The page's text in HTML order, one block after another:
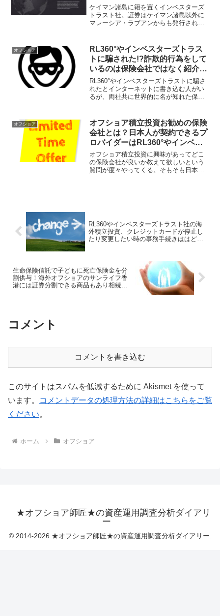
Puerto Ricoは共通報告基準
=CRS不参加地域！
ケイマン諸島に籍を置くインベスターズ
トラスト社。証券はケイマン諸島以外に
マレーシア・ラブアンからも発行されて
契約するとプエルトリコ発行の証券にな
っている。
オフショア
RL360°やインベスターズトラス
トに騙された!?詐欺的行為をして
いるのは保険会社ではなく紹介者
や仲介会社！
RL360°やインベスターズトラストに騙さ
れたとインターネットに書き込む人がい
るが、両社共に世界的に名が知れた保険
繋がる事が重要で、そうすれば騙される
事なく情報を正しく得られる。
オフショア
オフショア積立投資お勧めの保険
会社とは？日本人が契約できるプ
ロバイダーはRL360°やインベス
ターズトラスト等に限定されてい
る！
オフショア積立投資に興味があってどこ
の保険会社が良いか教えて欲しいという
質問が度々やってくる。そもそも日本人
RL360やインベスターズトラスト社の海
外積立投資、クレジットカードが停止し
たり変更したい時の事務手続きははどう
生命保険信託で子どもに死亡保険金を分
割供与！海外オフショアのサンライフ香
港には証券分割できる商品もあり相続・
コメント
コメントを書き込む
このサイトはスパムを低減するために Akismet を使って
います。
コメントデータの処理方法の詳細はこちらをご覧
ください。
ホーム オフショア
★オフショア師匠★の資産運用調査分析ダイアリ
ー
© 2014-2026 ★オフショア師匠★の資産運用調査分析ダイアリー.